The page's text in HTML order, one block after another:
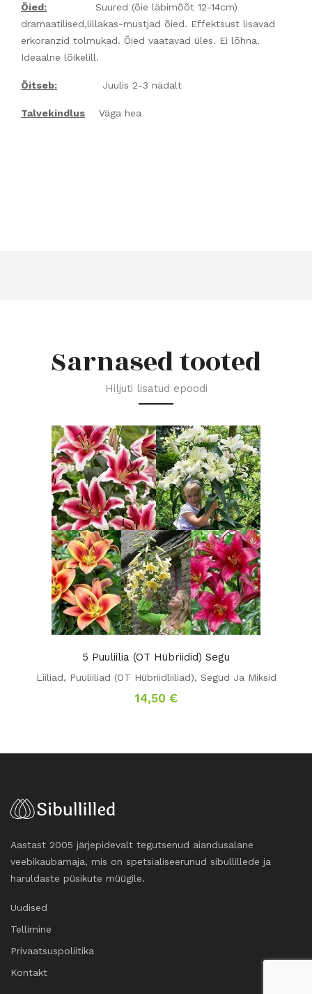
Õied: Suured (õie läbimõõt 12-14cm)
dramaatilised,lillakas-mustjad õied. Effektsust lisavad
erkoranzid tolmukad. Õied vaatavad üles. Ei lõhna.
Ideaalne lõikelill.
Õitseb: Juulis 2-3 nädalt
Talvekindlus Väga hea
Sarnased tooted
Hiljuti lisatud epoodi
5 Puuliilia (OT Hübriidid) Segu
Liiliad, Puuliiliad (OT Hübriidliiliad), Segud Ja Miksid
14,50 €
Aastast 2005 järjepidevalt tegutsenud aiandusalane
veebikaubamaja, mis on spetsialiseerunud sibullillede ja
haruldaste püsikute müügile.
Uudised
Tellimine
Privaatsuspoliitika
Kontakt